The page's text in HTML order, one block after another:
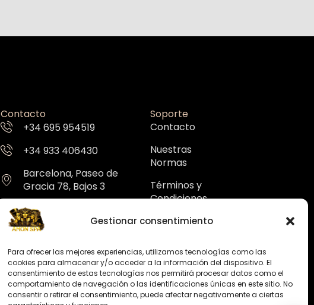
Gestionar consentimiento
Para ofrecer las mejores experiencias, utilizamos tecnologías como las
cookies para almacenar y/o acceder a la información del dispositivo. El
consentimiento de estas tecnologías nos permitirá procesar datos como el
comportamiento de navegación o las identificaciones únicas en este sitio. No
consentir o retirar el consentimiento, puede afectar negativamente a ciertas
Contacto
+34 695 954519
+34 933 406430
Barcelona, Paseo de
Gracia 78, Bajos 3
Soporte
Contacto
Nuestras
Normas
Términos y
Condiciones